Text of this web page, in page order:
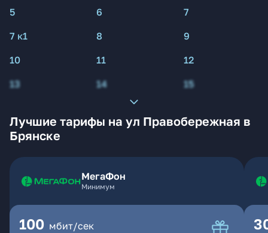
5
6
7
7 к1
8
9
10
11
12
13
14 15
Лучшие тарифы на ул Правобережная в
Брянске
МегаФон
Минимум
100 мбит/сек